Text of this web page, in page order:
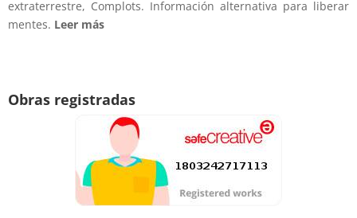
extraterrestre, Complots. Información alternativa para liberar
mentes. Leer más
Obras registradas